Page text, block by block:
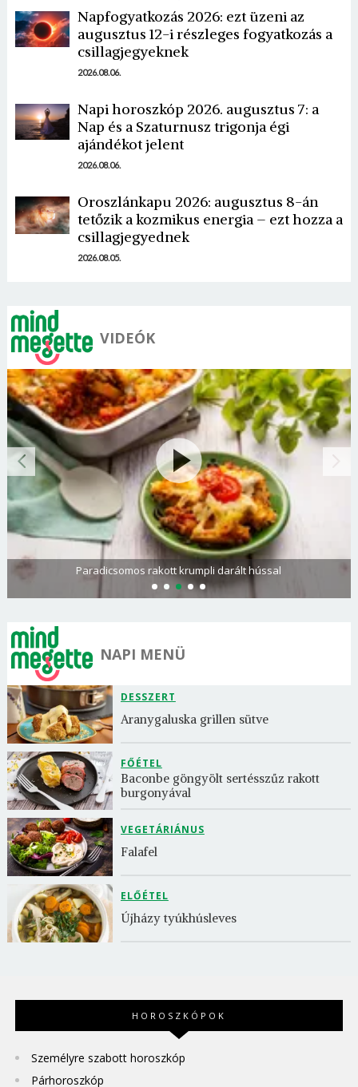
Napfogyatkozás 2026: ezt üzeni az
augusztus 12-i részleges fogyatkozás a
csillagjegyeknek
2026.08.06.
Napi horoszkóp 2026. augusztus 7: a
Nap és a Szaturnusz trigonja égi
ajándékot jelent
2026.08.06.
Oroszlánkapu 2026: augusztus 8-án
tetőzik a kozmikus energia – ezt hozza a
csillagjegyednek
2026.08.05.
VIDEÓK
Paradicsomos rakott krumpli darált hússal
NAPI MENÜ
DESSZERT
Aranygaluska grillen sütve
FŐÉTEL
Baconbe göngyölt sertésszűz rakott
burgonyával
VEGETÁRIÁNUS
Falafel
ELŐÉTEL
Újházy tyúkhúsleves
HOROSZKÓPOK
Személyre szabott horoszkóp
Párhoroszkóp